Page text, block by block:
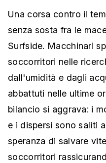
Una corsa contro il
senza sosta fra le
Surfside. Macchinari
soccorritori nelle
dall'umidità e dagli
abbattuti nelle ultime
bilancio si aggrava: i
e i dispersi sono saliti
speranza di salvare
soccorritori